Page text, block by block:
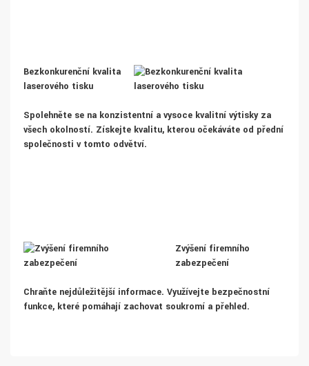
Bezkonkurenční kvalita
laserového tisku
Spolehněte se na konzistentní a vysoce kvalitní výtisky za
všech okolností. Získejte kvalitu, kterou očekáváte od přední
společnosti v tomto odvětví.
Zvýšení firemního
zabezpečení
Chraňte nejdůležitější informace. Využívejte bezpečnostní
funkce, které pomáhají zachovat soukromí a přehled.